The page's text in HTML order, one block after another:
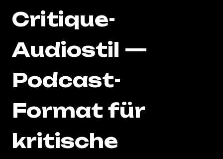
Critique-
Audiostil —
Podcast-
Format für
kritische